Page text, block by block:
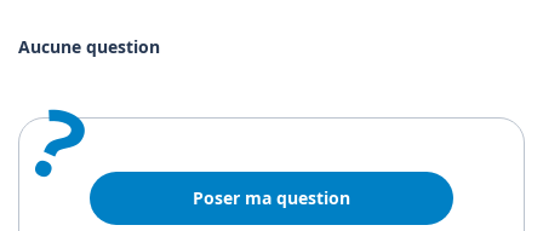
Aucune question
? Poser ma question